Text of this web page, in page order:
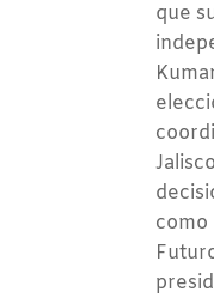
que
como